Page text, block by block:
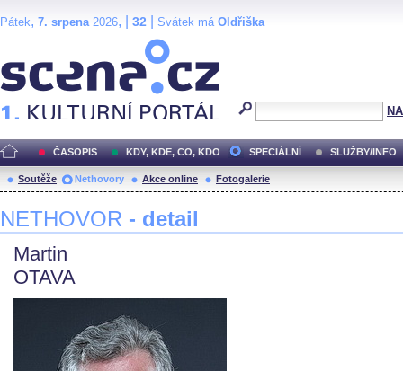
Pátek, 7. srpena2026, | 32 Svátek má Oldřiška
ČASOPIS KDY, KDE, CO, KDO SPECIÁLNÍ SLUŽBY/INFO
Soutěže Nethovory Akce online Fotogalerie
NETHOVOR - detail
Martin
OTAVA